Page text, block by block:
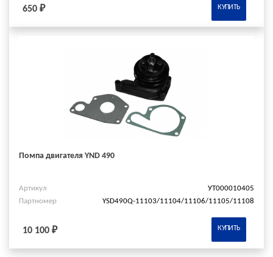
650 ₽ КУПИТЬ
Помпа двигателя YND 490
Артикул
УТ000010405
Партномер
YSD490Q-11103/11104/11106/11105/11108
10 100 ₽ КУПИТЬ